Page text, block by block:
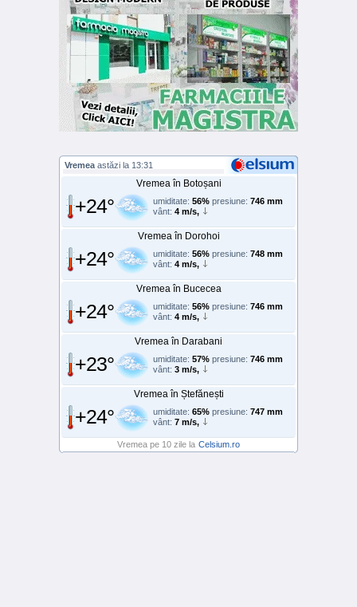
Vremea astăzi la 13:31
Vremea în Botoșani
+24° umiditate: 56% presiune: 746 mm
vânt: 4 m/s,
Vremea în Dorohoi
+24° umiditate: 56% presiune: 748 mm
vânt: 4 m/s,
Vremea în Bucecea
+24° umiditate: 56% presiune: 746 mm
vânt: 4 m/s,
Vremea în Darabani
+23° umiditate: 57% presiune: 746 mm
vânt: 3 m/s,
Vremea în Ștefănești
+24° umiditate: 65% presiune: 747 mm
vânt: 7 m/s,
Vremea pe 10 zile la Celsium.ro